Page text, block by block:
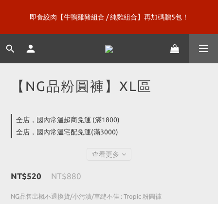
新口味上市【微糖乳清120包】再送綠巨人漢克！
即食絞肉【牛鴨雞豬組合 / 純雞組合】再加碼贈5包！
新口味上市【微糖乳清120包】再送綠巨人漢克！
【NG品粉圓褲】XL區
全店，國內常溫超商免運 (滿1800)
全店，國內常溫宅配免運(滿3000)
查看更多
NT$880
NT$520
NG品售出概不退換貨/小污漬/車縫不佳 : Tropic 粉圓褲